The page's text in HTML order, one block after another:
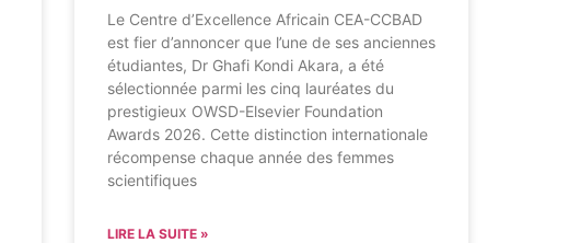
Le Centre d’Excellence Africain CEA-CCBAD
est fier d’annoncer que l’une de ses anciennes
étudiantes, Dr Ghafi Kondi Akara, a été
sélectionnée parmi les cinq lauréates du
prestigieux OWSD-Elsevier Foundation
Awards 2026. Cette distinction internationale
récompense chaque année des femmes
scientifiques
LIRE LA SUITE »